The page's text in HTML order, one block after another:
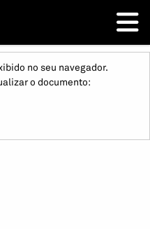
no seu navegador.
o documento: